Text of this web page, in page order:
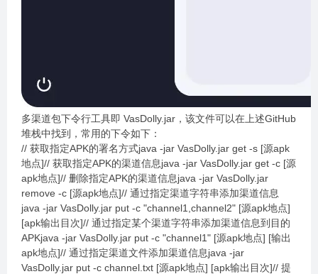
多渠道包下令行工具即 VasDolly.jar，该文件可以在上述GitHub
堆栈中找到，常用的下令如下：
// 获取指定APK的署名方式java -jar VasDolly.jar get -s [源apk
地点]// 获取指定APK的渠道信息java -jar VasDolly.jar get -c [源
apk地点]// 删除指定APK的渠道信息java -jar VasDolly.jar
remove -c [源apk地点]// 通过指定渠道字符串添加渠道信息
java -jar VasDolly.jar put -c "channel1,channel2" [源apk地点]
[apk输出目次]// 通过指定某个渠道字符串添加渠道信息到目的
APKjava -jar VasDolly.jar put -c "channel1" [源apk地点] [输出
apk地点]// 通过指定渠道文件添加渠道信息java -jar
VasDolly.jar put -c channel.txt [源apk地点] [apk输出目次]// 提